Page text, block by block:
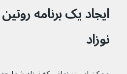
ایجاد یک برنامه
نوزاد